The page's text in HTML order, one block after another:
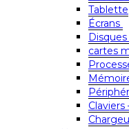
Tablette
Écrans
cartes
Claviers